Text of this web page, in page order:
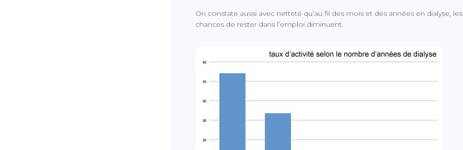
On constate aussi avec netteté qu’au fil des mois et des années en dialyse, les
chances de rester dans l’emploi diminuent.